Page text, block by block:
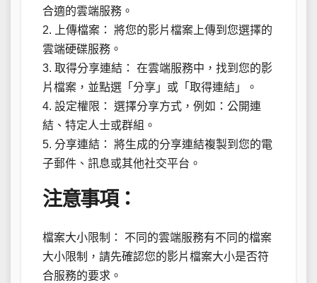
合適的雲端服務。
2. 上傳檔案： 將您的影片檔案上傳到您選擇的
雲端硬碟服務。
3. 取得分享連結： 在雲端服務中，找到您的影
片檔案，並點選「分享」或「取得連結」。
4. 設定權限： 選擇分享方式，例如：公開連
結、特定人士或群組。
5. 分享連結： 將生成的分享連結複製到您的電
子郵件、訊息或其他社交平台。
注意事項：
檔案大小限制： 不同的雲端服務有不同的檔案
大小限制，請先確認您的影片檔案大小是否符
合服務的要求。